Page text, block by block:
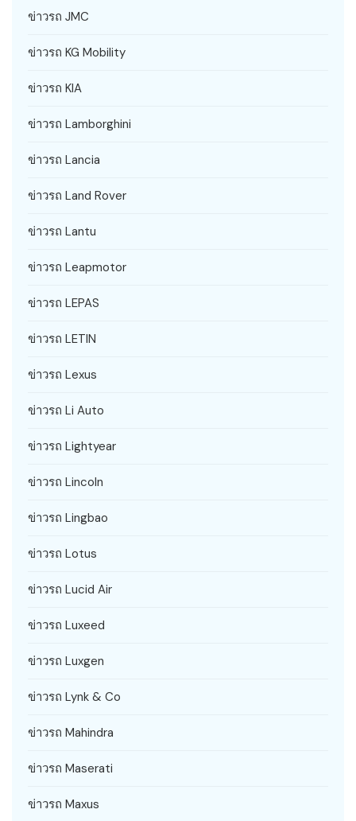
ข่าวรถ JMC
ข่าวรถ KG Mobility
ข่าวรถ KIA
ข่าวรถ Lamborghini
ข่าวรถ Lancia
ข่าวรถ Land Rover
ข่าวรถ Lantu
ข่าวรถ Leapmotor
ข่าวรถ LEPAS
ข่าวรถ LETIN
ข่าวรถ Lexus
ข่าวรถ Li Auto
ข่าวรถ Lightyear
ข่าวรถ Lincoln
ข่าวรถ Lingbao
ข่าวรถ Lotus
ข่าวรถ Lucid Air
ข่าวรถ Luxeed
ข่าวรถ Luxgen
ข่าวรถ Lynk & Co
ข่าวรถ Mahindra
ข่าวรถ Maserati
ข่าวรถ Maxus